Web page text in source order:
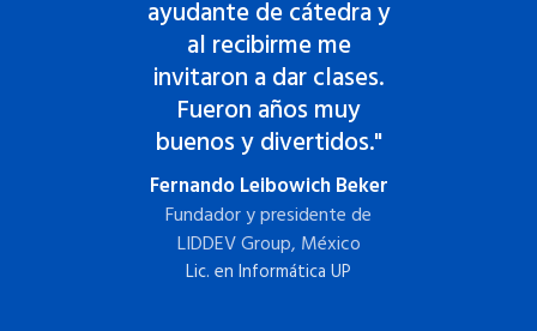
ayudante de cátedra y
al recibirme me
invitaron a dar clases.
Fueron años muy
buenos y divertidos."
Fernando Leibowich Beker
Fundador y presidente de
LIDDEV Group, México
Lic. en Informática UP